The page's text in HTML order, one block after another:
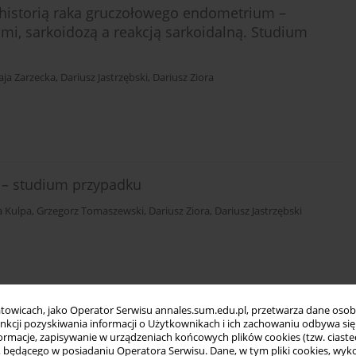
jako Operator Serwisu annales.sum.edu.pl, przetwarza dane
pozyskiwania informacji o Użytkownikach i ich zachowaniu odbywa
zapisywanie w urządzeniach końcowych plików cookies (tzw.
w posiadaniu Operatora Serwisu. Dane, w tym pliki cookies,
raka gruczołowego endometrium –
sarkoidozą a reakcją sarkoidalną. Studium
Zarzecka, Dariusz Jastrzębski, Dariusz Ziora
studium przypadku
Kulpa, Grzegorz Tomaszewski, Dariusz Ziora, Dariusz Jastrzębski
z profilami lekooporności występujących w
w Klinice Chorób Płuc i Gruźlicy w